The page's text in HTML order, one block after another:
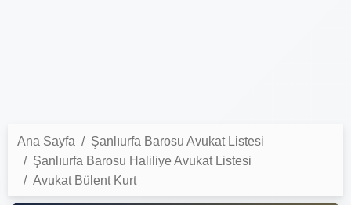
Ana Sayfa
Şanlıurfa Barosu Avukat Listesi
Şanlıurfa Barosu Haliliye Avukat Listesi
Avukat Bülent Kurt